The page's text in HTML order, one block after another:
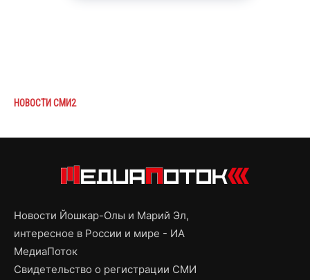
НОВОСТИ СМИ2
Новости Йошкар-Олы и Марий Эл,
интересное в России и мире - ИА
МедиаПоток
Свидетельство о регистрации СМИ